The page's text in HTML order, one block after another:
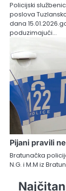
Policijski
poslova
dana
poduzimajući…
Pijani pravili
Bratunačka
N.G. i M.M iz